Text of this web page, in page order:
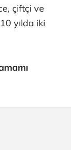
çiftçi ve
yılda iki